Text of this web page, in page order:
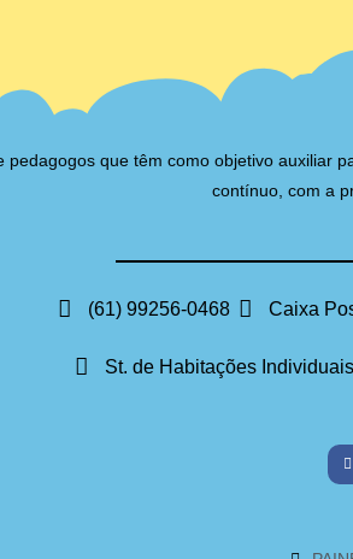
pedagogos que têm como objetivo auxiliar
contínuo, com a
(61) 99256-0468 Caixa
St. de Habitações